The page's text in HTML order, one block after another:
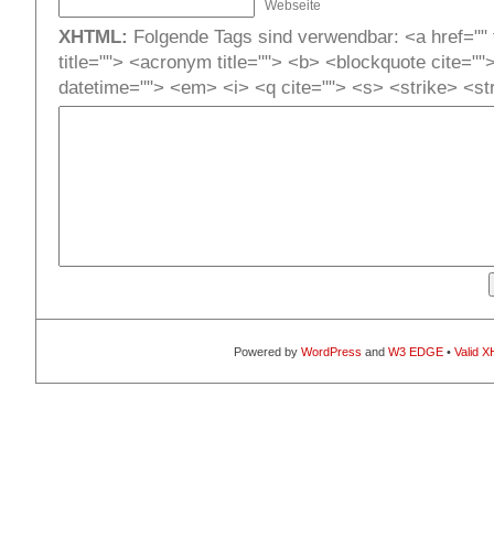
Webseite
XHTML: Folgende Tags sind verwendbar: <a
title=""> <acronym title=""> <b> <blockquote
datetime=""> <em> <i> <q cite=""> <s> <strike>
Powered by WordPress and W3 EDGE• Valid